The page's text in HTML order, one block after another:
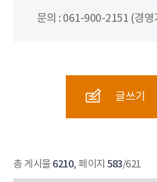
문의 : 061-900-2151 (경영
글쓰기
총 게시물 6210, 페이지 583/621